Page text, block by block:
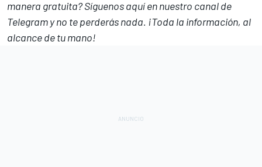
manera gratuita? Síguenosaquí en nuestro canal de
Telegramy no te perderás nada. ¡Toda la información, al
alcance de tu mano!